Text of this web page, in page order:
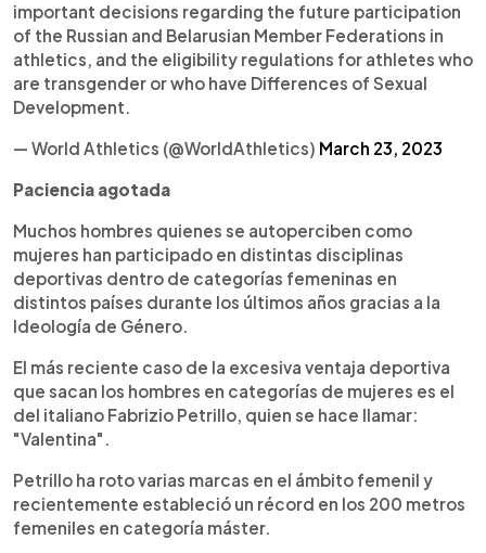
important decisions regarding the future participation
of the Russian and Belarusian Member Federations in
athletics, and the eligibility regulations for athletes who
are transgender or who have Differences of Sexual
Development.
— World Athletics (@WorldAthletics) March 23, 2023
Paciencia agotada
Muchos hombres quienes se autoperciben como
mujeres han participado en distintas disciplinas
deportivas dentro de categorías femeninas en
distintos países durante los últimos años gracias a la
Ideología de Género.
El más reciente caso de la excesiva ventaja deportiva
que sacan los hombres en categorías de mujeres es el
del italiano Fabrizio Petrillo, quien se hace llamar:
"Valentina".
Petrillo ha roto varias marcas en el ámbito femenil y
recientemente estableció un récord en los 200 metros
femeniles en categoría máster.